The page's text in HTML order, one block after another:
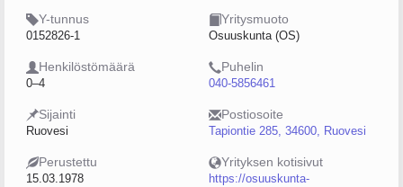
Y-tunnus
0152826-1
Yritysmuoto
Osuuskunta (OS)
Henkilöstömäärä
0–4
Puhelin
040-5856461
Sijainti
Ruovesi
Postiosoite
Tapiontie 285, 34600, Ruovesi
Perustettu
15.03.1978
Yrityksen kotisivut
https://osuuskunta-